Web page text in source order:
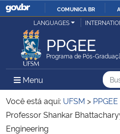
IR
COMUNICA BR
Ministério da Justiça e Segurança Pública
Ministério da Defesa
Ministério das Relações Exteriores
Ministério da Economia
LANGUAGES
PPGEE
Programa de Pós-
Menu Menu Principal do
Você está aqui: UFSM > PPGEE
Professor Shankar
Engineering